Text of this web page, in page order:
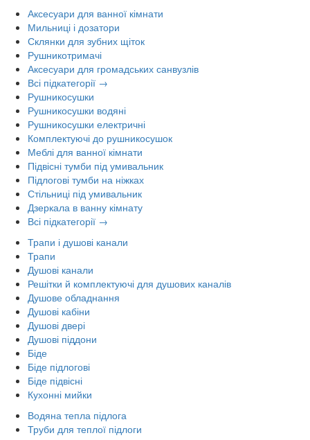
Аксесуари для ванної кімнати
Мильниці і дозатори
Склянки для зубних щіток
Рушникотримачі
Аксесуари для громадських санвузлів
Всі підкатегорії →
Рушникосушки
Рушникосушки водяні
Рушникосушки електричні
Комплектуючі до рушникосушок
Меблі для ванної кімнати
Підвісні тумби під умивальник
Підлогові тумби на ніжках
Стільниці під умивальник
Дзеркала в ванну кімнату
Всі підкатегорії →
Трапи і душові канали
Трапи
Душові канали
Решітки й комплектуючі для душових каналів
Душове обладнання
Душові кабіни
Душові двері
Душові піддони
Біде
Біде підлогові
Біде підвісні
Кухонні мийки
Водяна тепла підлога
Труби для теплої підлоги